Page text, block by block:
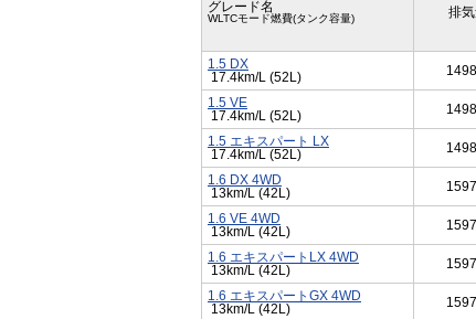
グレード名
WLTCモード燃費(タンク容量) 排
1.5 DX
17.4km/L (52L)
1.5 VE
17.4km/L (52L)
1.5 エキスパート LX
17.4km/L (52L)
1.6 DX 4WD
13km/L (42L)
1.6 VE 4WD
13km/L (42L)
1.6 エキスパートLX 4WD
13km/L (42L)
1.6 エキスパートGX 4WD
13km/L (42L)